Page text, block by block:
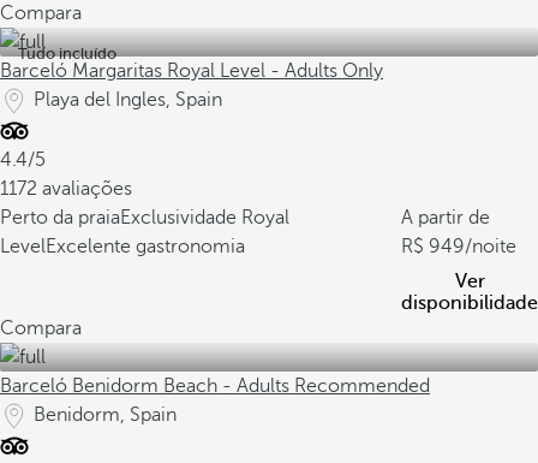
Compara
Tudo incluído
Barceló Margaritas Royal Level - Adults Only
Playa del Ingles, Spain
4.4/5
1172 avaliações
Perto da praiaExclusividade Royal
LevelExcelente gastronomia
A partir de
949/noite
Ver
disponibilidade
Compara
Barceló Benidorm Beach - Adults Recommended
Benidorm, Spain